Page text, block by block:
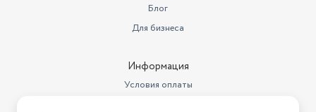
Блог
Для бизнеса
Информация
Условия оплаты